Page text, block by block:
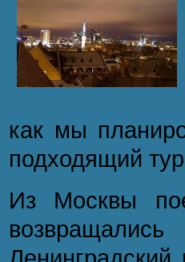
как мы
подходящий
Из Москвы